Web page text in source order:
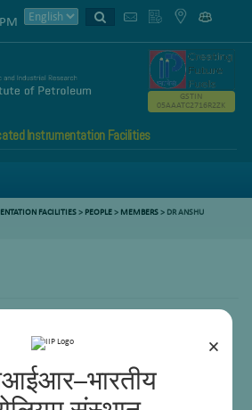
×
Instrumentation Facilities
GSTIN
05AAATC2716R2ZK
FACILITIES> PEOPLE> MEMBERS> DR ANSHU